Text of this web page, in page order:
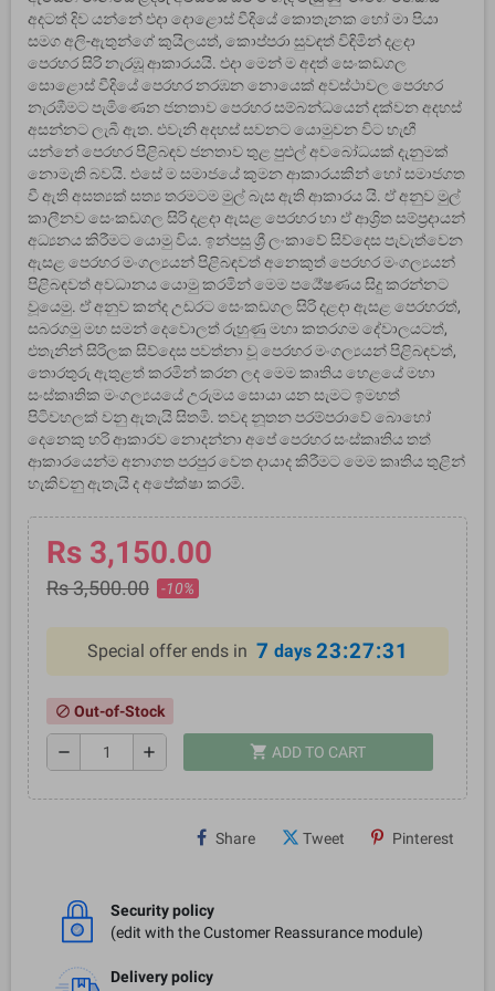
අදටත් දිව යන්නේ එදා දොළොස් වීදියේ කොතැනක හෝ මා පියා
සමග අලි-ඇතුන්ගේ කුයිලයත්, කොප්පරා සුවඳත් විඳිමින් දළදා
පෙරහර සිරි නැරඹූ ආකාරයයි. එදා මෙන් ම අදත් සෙංකඩගල
සොළොස් වීදියේ පෙරහර නරඹන නොයෙක් අවස්ථාවල පෙරහර
නැරඹීමට පැමිණෙන ජනතාව පෙරහර සම්බන්ධයෙන් දක්වන අදහස්
අසන්නට ලැබී ඇත. එවැනි අදහස් සවනට යොමුවන විට හැඟී
යන්නේ පෙරහර පිළිබඳව ජනතාව තුළ පුළුල් අවබෝධයක් දැනුමක්
නොමැති බවයි. එසේ ම සමාජයේ කුමන ආකාරයකින් හෝ සමාජගත
වී ඇති අසත්‍යක් සත්‍ය තරමටම මුල් බැස ඇති ආකාරය යි. ඒ අනුව මුල්
කාලීනව සෙංකඩගල සිරි දළදා ඇසළ පෙරහර හා ඒ ආශ්‍රිත සම්ප්‍රදායන්
අධ්‍යනය කිරීමට යොමු විය. ඉන්පසු ශ්‍රී ලංකාවේ සිව්දෙස පැවැත්වෙන
ඇසළ පෙරහර මංගල්‍යයන් පිළිබඳවත් අනෙකුත් පෙරහර මංගල්‍යයන්
පිළිබඳවත් අවධානය යොමු කරමින් මෙම පර්‍යේෂණය සිදු කරන්නට
වූයෙමු. ඒ අනුව කන්ද උඩරට සෙංකඩගල සිරි දළදා ඇසළ පෙරහරත්,
සබරගමු මහ සමන් දෙවොලත් රුහුණු මහා කතරගම දේවාලයටත්,
එතැනින් සිරිලක සිව්දෙස පවත්නා වූ පෙරහර මංගල්‍යයන් පිළිබඳවත්,
තොරතුරු ඇතුළත් කරමින් කරන ලද මෙම කෘතිය හෙළයේ මහා
සංස්කෘතික මංගල්‍යයයේ උරුමය සොයා යන සැමට ඉමහත්
පිටිවහලක් වනු ඇතැයි සිතමි. තවද නූතන පරම්පරාවේ බොහෝ
දෙනෙකු හරි ආකාරව නොදන්නා අපේ පෙරහර සංස්කෘතිය තත්
ආකාරයෙන්ම අනාගත පරපුර වෙත දායාද කිරීමට මෙම කෘතිය තුළින්
හැකිවනු ඇතැයි ද අපේක්ෂා කරමි.
Rs 3,150.00
Rs 3,500.00 -10%
Special offer ends in 7 days 23:27:30
block Out-of-Stock
remove add shopping_cart ADD TO CART
Share Tweet Pinterest
Security policy
(edit with the Customer Reassurance module)
Delivery policy